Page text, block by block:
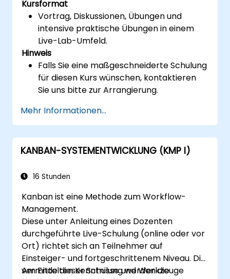
Kursformat
Vortrag, Diskussionen, Übungen und
intensive praktische Übungen in einem
Live-Lab-Umfeld.
Hinweis
Falls Sie eine maßgeschneiderte Schulung
für diesen Kurs wünschen, kontaktieren
Sie uns bitte zur Arrangierung.
Mehr Informationen...
KANBAN-SYSTEMENTWICKLUNG (KMP I)
16 Stunden
Kanban ist eine Methode zum Workflow-
Management.
Diese unter Anleitung eines Dozenten
durchgeführte Live-Schulung (online oder vor
Ort) richtet sich an Teilnehmer auf
Einsteiger- und fortgeschrittenem Niveau. Die
vermittelten Kenntnisse und Werkzeuge
Am Ende dieser Schulung werden die